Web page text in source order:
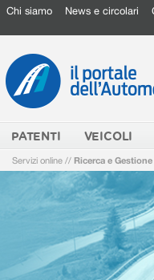
Chi siamo News e circolari
PATENTI VEICOLI
Servizi online // Ricerca e